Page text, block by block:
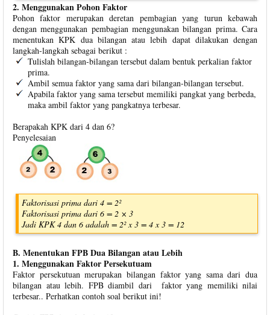
2. Menggunakan Pohon Faktor
Pohon faktor merupakan deretan pembagian yang turun kebawah
dengan menggunakan pembagian menggunakan bilangan prima. Cara
menentukan KPK dua bilangan atau lebih dapat dilakukan dengan
langkah-langkah sebagai berikut :
Tulislah bilangan-bilangan tersebut dalam bentuk perkalian faktor
prima.
Ambil semua faktor yang sama dari bilangan-bilangan tersebut.
Apabila faktor yang sama tersebut memiliki pangkat yang berbeda,
maka ambil faktor yang pangkatnya terbesar.
Berapakah KPK dari 4 dan 6?
Penyelesaian
Faktorisasi prima dari 4 = 2²
Faktorisasi prima dari 6 = 2 × 3
Jadi KPK 4 dan 6 adalah = 2² x 3 = 4 x 3 = 12
B. Menentukan FPB Dua Bilangan atau Lebih
1. Menggunakan Faktor Persekutuam
Faktor persekutuan merupakan bilangan faktor yang sama dari dua
bilangan atau lebih. FPB diambil dari faktor yang memiliki nilai
terbesar.. Perhatkan contoh soal berikut ini!